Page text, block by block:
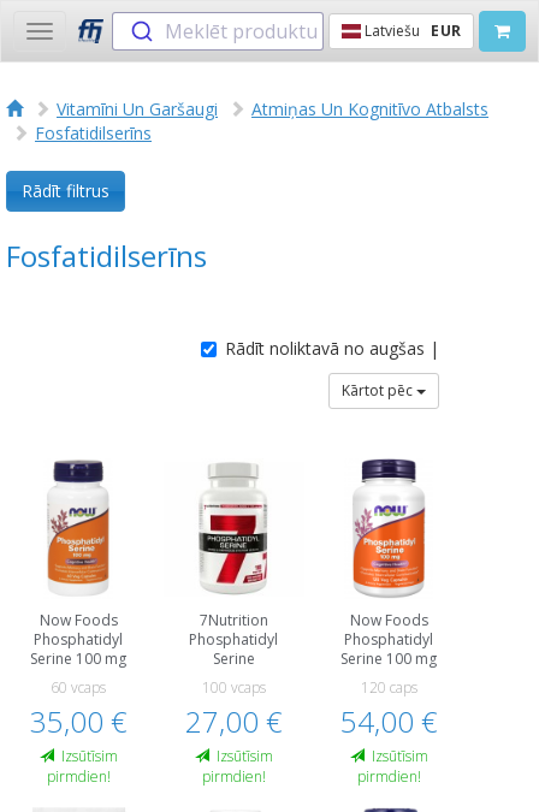
Toggle
navigation
Meklēt produktu Latviešu EUR
Vitamīni Un Garšaugi
Atmiņas Un Kognitīvo Atbalsts
Fosfatidilserīns
Rādīt filtrus
Fosfatidilserīns
Rādīt noliktavā no augšas |
Kārtot pēc
Now Foods
Phosphatidyl
Serine 100 mg
60 vcaps
35,00 €
Izsūtīsim
pirmdien!
7Nutrition
Phosphatidyl
Serine
100 vcaps
27,00 €
Izsūtīsim
pirmdien!
Now Foods
Phosphatidyl
Serine 100 mg
120 caps
54,00 €
Izsūtīsim
pirmdien!